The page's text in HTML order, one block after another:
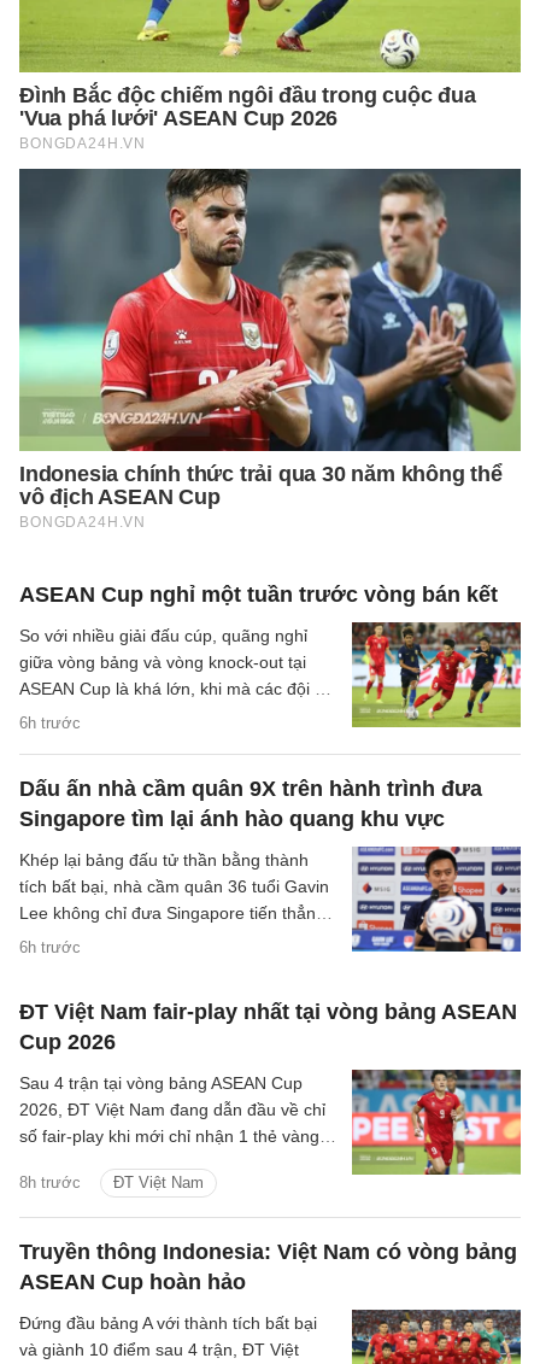
ASEAN Cup nghỉ một tuần trước vòng bán kết
6h trước
So với nhiều giải đấu cúp, quãng nghỉ
giữa vòng bảng và vòng knock-out tại
ASEAN Cup là khá lớn, khi mà các đội sẽ
có quãng nghỉ lên tới một tuần cho các
Dấu ấn nhà cầm quân 9X trên hành trình đưa
Singapore tìm lại ánh hào quang khu vực
6h trước
Khép lại bảng đấu tử thần bằng thành
tích bất bại, nhà cầm quân 36 tuổi Gavin
Lee không chỉ đưa Singapore tiến thẳng
vào bán kết ASEAN Cup 2026, mà còn
nhất khu vực.
ĐT Việt Nam fair-play nhất tại vòng bảng ASEAN
Cup 2026
8h trước ĐT Việt Nam
Sau 4 trận tại vòng bảng ASEAN Cup
2026, ĐT Việt Nam đang dẫn đầu về chỉ
số fair-play khi mới chỉ nhận 1 thẻ vàng
Truyền thông Indonesia: Việt Nam có vòng bảng
ASEAN Cup hoàn hảo
Đứng đầu bảng A với thành tích bất bại
và giành 10 điểm sau 4 trận, ĐT Việt